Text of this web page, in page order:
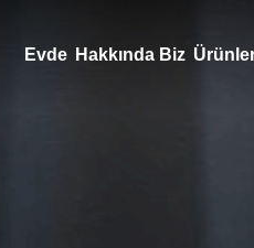
Evde Hakkında Biz